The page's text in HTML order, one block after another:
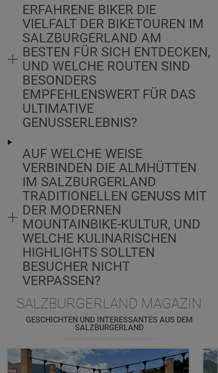
ERFAHRENE BIKER DIE
VIELFALT DER BIKETOUREN IM
SALZBURGERLAND AM
BESTEN FÜR SICH ENTDECKEN,
UND WELCHE ROUTEN SIND
BESONDERS
EMPFEHLENSWERT FÜR DAS
ULTIMATIVE
GENUSSERLEBNIS?
AUF WELCHE WEISE
VERBINDEN DIE ALMHÜTTEN
IM SALZBURGERLAND
TRADITIONELLEN GENUSS MIT
DER MODERNEN
MOUNTAINBIKE-KULTUR, UND
WELCHE KULINARISCHEN
HIGHLIGHTS SOLLTEN
BESUCHER NICHT
VERPASSEN?
SALZBURGERLAND MAGAZIN
GESCHICHTEN UND INTERESSANTES AUS DEM
SALZBURGERLAND